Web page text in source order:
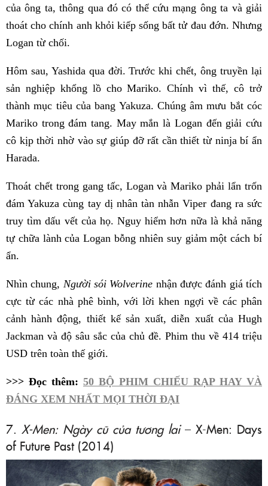
của ông ta, thông qua đó có thể cứu mạng ông ta và giải
thoát cho chính anh khỏi kiếp sống bất tử đau đớn. Nhưng
Logan từ chối.
Hôm sau, Yashida qua đời. Trước khi chết, ông truyền lại
sản nghiệp khổng lồ cho Mariko. Chính vì thế, cô trở
thành mục tiêu của bang Yakuza. Chúng âm mưu bắt cóc
Mariko trong đám tang. May mắn là Logan đến giải cứu
cô kịp thời nhờ vào sự giúp đỡ rất cần thiết từ ninja bí ẩn
Harada.
Thoát chết trong gang tấc, Logan và Mariko phải lẩn trốn
đám Yakuza cùng tay dị nhân tàn nhẫn Viper đang ra sức
truy tìm dấu vết của họ. Nguy hiểm hơn nữa là khả năng
tự chữa lành của Logan bỗng nhiên suy giảm một cách bí
ẩn.
Nhìn chung, Người sói Wolverine nhận được đánh giá tích
cực từ các nhà phê bình, với lời khen ngợi về các phân
cảnh hành động, thiết kế sản xuất, diễn xuất của Hugh
Jackman và độ sâu sắc của chủ đề. Phim thu về 414 triệu
USD trên toàn thế giới.
>>> Đọc thêm: 50 BỘ PHIM CHIẾU RẠP HAY VÀ
ĐÁNG XEM NHẤT MỌI THỜI ĐẠI
7. X-Men: Ngày cũ của tương lai– X-Men: Days
of Future Past (2014)